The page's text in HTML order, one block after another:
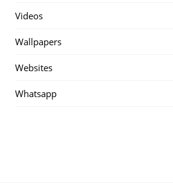
Videos
Wallpapers
Websites
Whatsapp